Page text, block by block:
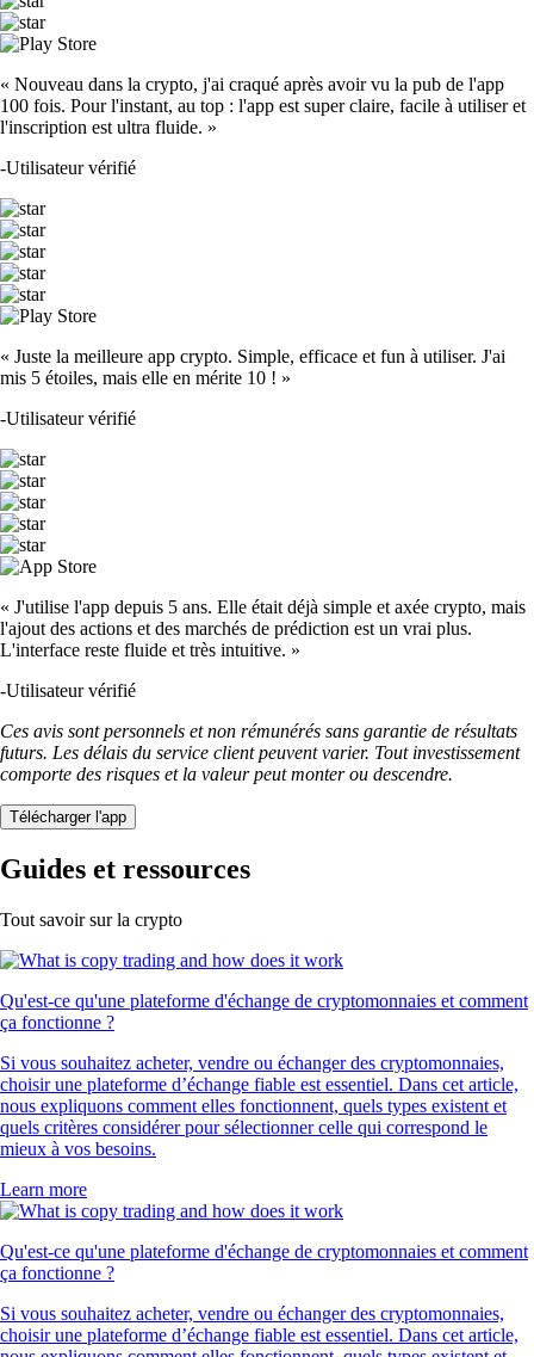
« Nouveau dans la crypto, j'ai craqué après avoir vu la pub de l'app
100 fois. Pour l'instant, au top : l'app est super claire, facile à utiliser et
l'inscription est ultra fluide. »
-Utilisateur vérifié
« Juste la meilleure app crypto. Simple, efficace et fun à utiliser. J'ai
mis 5 étoiles, mais elle en mérite 10 ! »
-Utilisateur vérifié
« J'utilise l'app depuis 5 ans. Elle était déjà simple et axée crypto, mais
l'ajout des actions et des marchés de prédiction est un vrai plus.
L'interface reste fluide et très intuitive. »
-Utilisateur vérifié
Ces avis sont personnels et non rémunérés sans garantie de résultats
futurs. Les délais du service client peuvent varier. Tout investissement
comporte des risques et la valeur peut monter ou descendre.
Télécharger l'app
Guides et ressources
Tout savoir sur la crypto
Qu'est-ce qu'une plateforme d'échange de cryptomonnaies et comment
ça fonctionne ?
Si vous souhaitez acheter, vendre ou échanger des cryptomonnaies,
choisir une plateforme d’échange fiable est essentiel. Dans cet article,
nous expliquons comment elles fonctionnent, quels types existent et
quels critères considérer pour sélectionner celle qui correspond le
mieux à vos besoins.
Learn more
Qu'est-ce qu'une plateforme d'échange de cryptomonnaies et comment
ça fonctionne ?
Si vous souhaitez acheter, vendre ou échanger des cryptomonnaies,
choisir une plateforme d’échange fiable est essentiel. Dans cet article,